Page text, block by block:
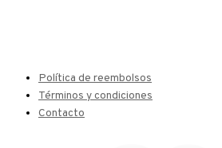
Política de reembolsos
Términos y condiciones
Contacto